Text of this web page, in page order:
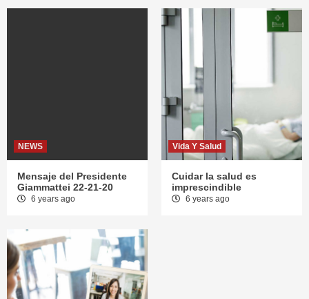
NEWS
Mensaje del Presidente
Giammattei 22-21-20
6 years ago
Vida Y Salud
Cuidar la salud es
imprescindible
6 years ago